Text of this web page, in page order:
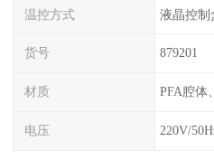
温控方式 液晶控制
货号 879201
材质
电压 220V/